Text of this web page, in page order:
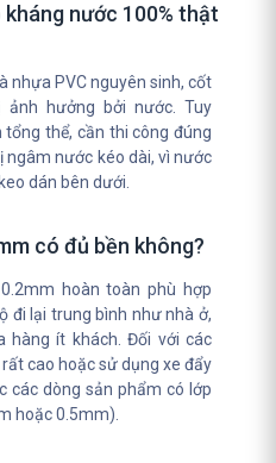
kháng nước 100% thật
nhựa PVC nguyên sinh, cốt
hưởng bởi nước. Tuy
thể, cần thi công đúng
ngâm nước kéo dài, vì nước
dán bên dưới.
có đủ bền không?
hoàn toàn phù hợp
đi lại trung bình như nhà ở,
hàng ít khách. Đối với các
cao hoặc sử dụng xe đẩy
các dòng sản phẩm có lớp
hoặc 0.5mm).